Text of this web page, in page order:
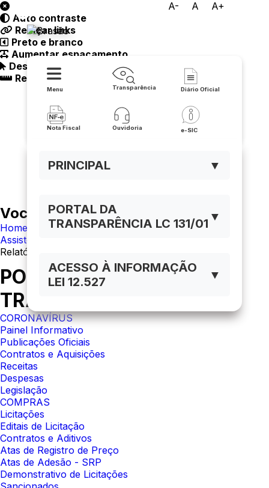
A- A A+
Menu Transparência Diário Oficial
Nota Fiscal Ouvidoria e-SIC
PRINCIPAL ▼
PORTAL DA
TRANSPARÊNCIA LC 131/01 ▼
ACESSO À INFORMAÇÃO
LEI 12.527
▼
Auto contraste
Realçar links
Preto e branco
Aumentar espaçamento
Destacando cursor
Regua guia
Você está navegando em:
Home
Assistência social
Relatórios Anuais da Assistência Social
PORTAL DA
TRANSPARÊNCIA
CORONAVÍRUS
Painel Informativo
Publicações Oficiais
Contratos e Aquisições
Receitas
Despesas
Legislação
COMPRAS
Licitações
Editais de Licitação
Contratos e Aditivos
Atas de Registro de Preço
Atas de Adesão - SRP
Demonstrativo de Licitações